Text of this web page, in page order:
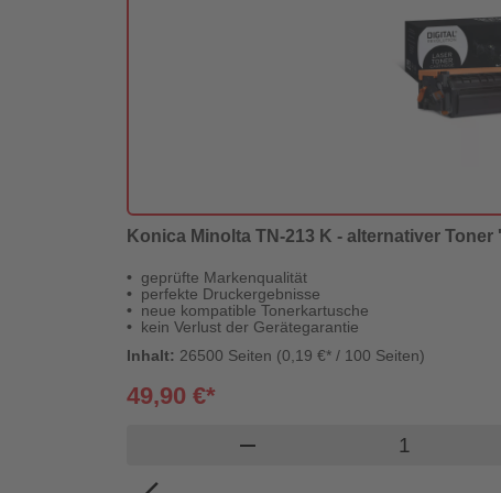
Konica Minolta TN-213 K - alternativer
geprüfte Markenqualität
perfekte Druckergebnisse
neue kompatible Tonerkartusche
kein Verlust der Gerätegarantie
Inhalt: 26500 Seiten (0,19 €* / 100 Seiten)
49,90 €*
remove Produkt